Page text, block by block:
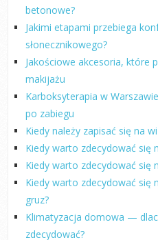
betonowe?
Jakimi etapami przebiega
słonecznikowego?
Jakościowe akcesoria, które
makijażu
Karboksyterapia w
po zabiegu
Kiedy należy zapisać się na
Kiedy warto zdecydować się
Kiedy warto zdecydować się
Kiedy warto zdecydować się
gruz?
Klimatyzacja domowa —
zdecydować?